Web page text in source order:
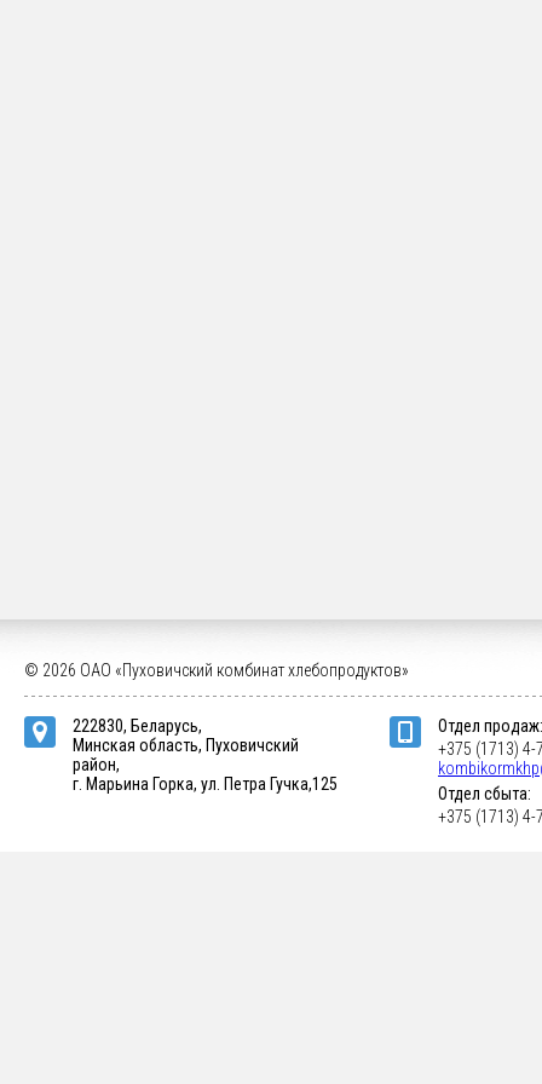
© 2026 ОАО «Пуховичский комбинат хлебопродуктов»
222830, Беларусь,
Минская область, Пуховичский
район,
г. Марьина Горка, ул. Петра Гучка,125
Отдел продаж:
+375 (1713) 4-
Отдел сбыта:
+375 (1713) 4-